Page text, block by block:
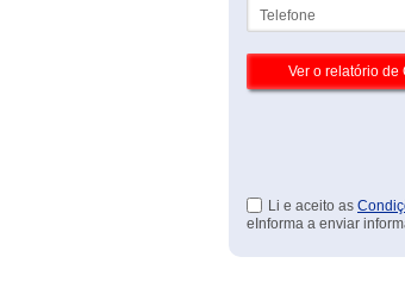
Li e aceito as
eInforma a enviar